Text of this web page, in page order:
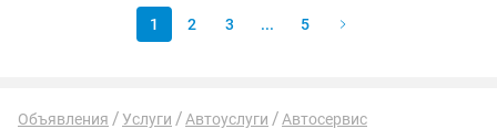
1 2 3 ... 5
Объявления Услуги Автоуслуги Автосервис